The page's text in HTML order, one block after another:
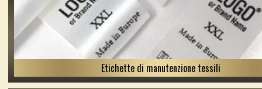
Etichette di manutenzione tessili